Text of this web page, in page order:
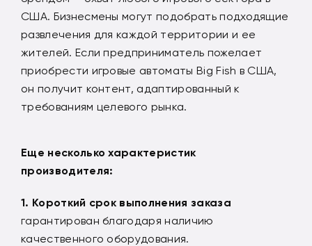
США. Бизнесмены могут подобрать подходящие
развлечения для каждой территории и ее
жителей. Если предприниматель пожелает
приобрести игровые автоматы Big Fish в США,
он получит контент, адаптированный к
требованиям целевого рынка.
Еще несколько характеристик
производителя:
Короткий срок выполнения заказа
гарантирован благодаря наличию
качественного оборудования.